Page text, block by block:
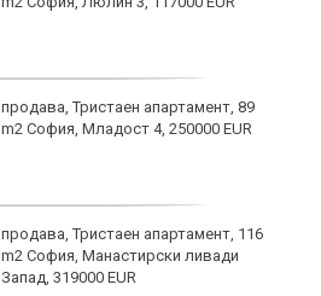
продава, Тристаен апартамент, 89
m2 София, Младост 4, 250000 EUR
продава, Тристаен апартамент, 116
m2 София, Манастирски ливади
Запад, 319000 EUR